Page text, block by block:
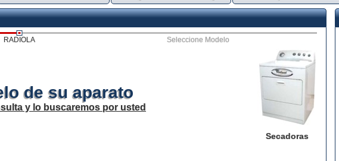
RADIOLA Seleccione Modelo
Secadoras
de su aparato
y lo buscaremos por usted